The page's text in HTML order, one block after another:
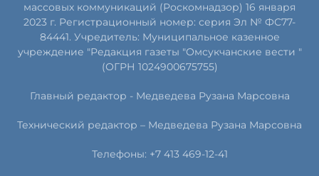
массовых коммуникаций (Роскомнадзор) 16 января
2023 г. Регистрационный номер: серия Эл № ФС77-
84441. Учредитель: Муниципальное казенное
учреждение "Редакция газеты "Омсукчанские вести "
(ОГРН 1024900675755)
Главный редактор - Медведева Рузана Марсовна
Технический редактор – Медведева Рузана Марсовна
Телефоны: +7 413 469-12-41